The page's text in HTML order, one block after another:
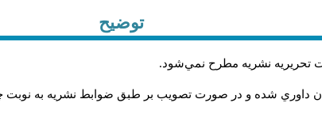
توضیح
تحريريه نشريه مطرح نمي‌شود.
داوري شده و در صورت تصويب بر طبق ضوابط نشريه به نوبت